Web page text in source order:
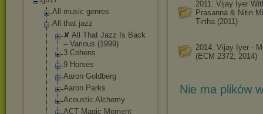
All music genres
All that jazz
✘ All That Jazz Is Back
‎– Various (1999)
3 Cohens
9 Horses
Aaron Goldberg
Aaron Parks
Acoustic Alchemy
ACT Magic Moment
2011. Vijay Iyer
Prasanna & Nitin
Tirtha (2011)
2014. Vijay Iyer -
(ECM 2372; 2014)
Nie ma plików